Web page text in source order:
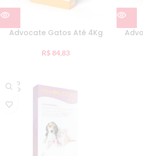
Advocate Gatos Até 4Kg
R$ 84,83
ESGO
TADO